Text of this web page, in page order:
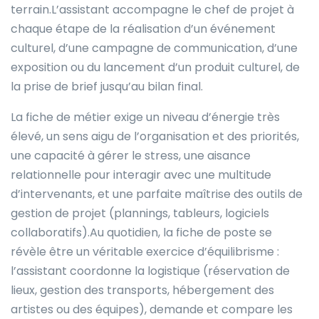
terrain.L’assistant accompagne le chef de projet à
chaque étape de la réalisation d’un événement
culturel, d’une campagne de communication, d’une
exposition ou du lancement d’un produit culturel, de
la prise de brief jusqu’au bilan final.
La fiche de métier exige un niveau d’énergie très
élevé, un sens aigu de l’organisation et des priorités,
une capacité à gérer le stress, une aisance
relationnelle pour interagir avec une multitude
d’intervenants, et une parfaite maîtrise des outils de
gestion de projet (plannings, tableurs, logiciels
collaboratifs).Au quotidien, la fiche de poste se
révèle être un véritable exercice d’équilibrisme :
l’assistant coordonne la logistique (réservation de
lieux, gestion des transports, hébergement des
artistes ou des équipes), demande et compare les